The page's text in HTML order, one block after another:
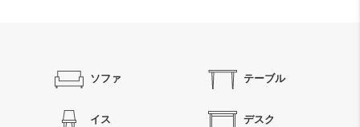
ソファ テーブル
イス デスク